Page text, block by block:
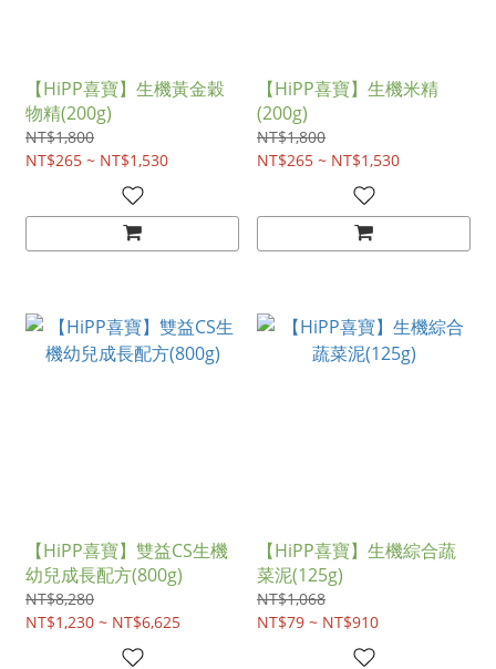
【HiPP喜寶】生機黃金穀
物精(200g)
NT$1,800
NT$265 ~ NT$1,530
【HiPP喜寶】生機米精
(200g)
NT$1,800
NT$265 ~ NT$1,530
【HiPP喜寶】雙益CS生機
幼兒成長配方(800g)
NT$8,280
NT$1,230 ~ NT$6,625
【HiPP喜寶】生機綜合蔬
菜泥(125g)
NT$1,068
NT$79 ~ NT$910